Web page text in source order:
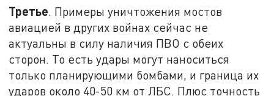
Третье. Примеры уничтожения мостов
авиацией в других войнах сейчас не
актуальны в силу наличия ПВО с обеих
сторон. То есть удары могут наноситься
только планирующими бомбами, и граница их
ударов около 40-50 км от ЛБС. Плюс точность